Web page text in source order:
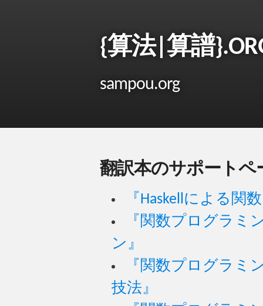
{算法|算譜
sampou.org
翻訳本のサポートペ
『Haskellによる関
『関数プログラミ
ン』
『関数プログラミ
技法』